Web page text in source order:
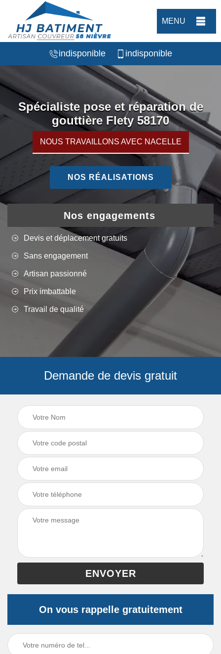
MENU
indisponible indisponible
Spécialiste pose et réparation de
gouttière Flety 58170
NOUS TRAVAILLONS AVEC NACELLE
NOS RÉALISATIONS
Nos engagements
Devis et déplacement gratuits
Sans engagement
Artisan passionné
Prix imbattable
Travail de qualité
Demande de devis gratuit
On vous rappelle gratuitement